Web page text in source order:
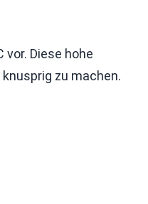
vor. Diese hohe
zu machen.